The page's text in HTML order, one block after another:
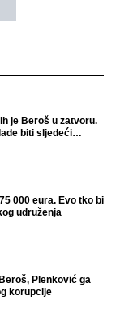
je Beroš u zatvoru.
biti sljedeći
000 eura. Evo tko bi
udruženja
Plenković ga
korupcije